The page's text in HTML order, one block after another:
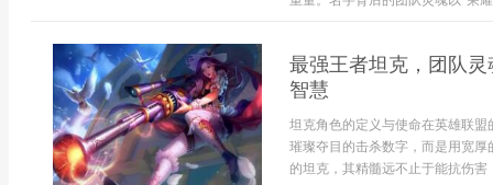
最强王者坦克，团队
智慧
坦克角色的定义与使命在英雄联
璀璨夺目的击杀数字，而是用宽
的坦克，其精髓远不止于能抗伤害